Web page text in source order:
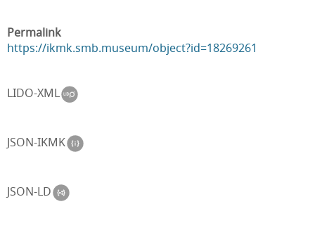
Permalink
https://ikmk.smb.museum/object?id=18269261
LIDO-XML
JSON-IKMK
JSON-LD